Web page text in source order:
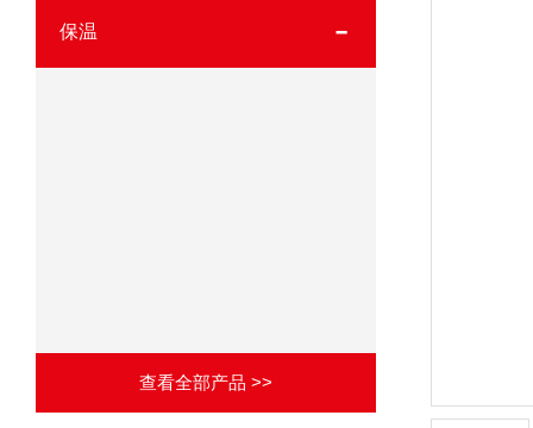
保温
查看全部产品 >>